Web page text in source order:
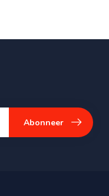
Abonneer